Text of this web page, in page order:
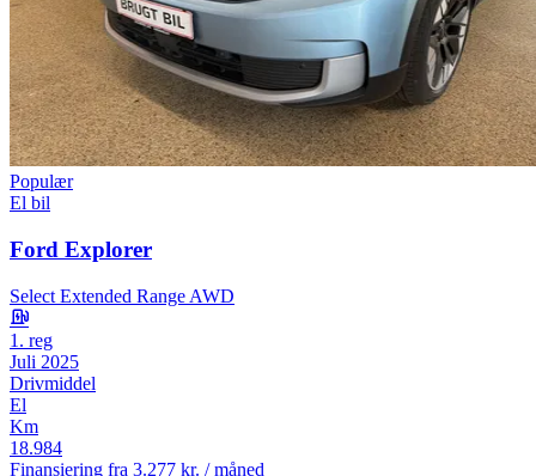
Populær
El bil
Ford Explorer
Select Extended Range AWD
1. reg
Juli 2025
Drivmiddel
El
Km
18.984
Finansiering fra 3.277 kr. / måned